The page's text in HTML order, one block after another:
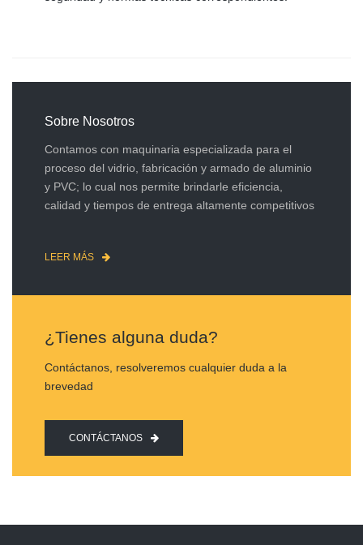
Sobre Nosotros
Contamos con maquinaria especializada para el
proceso del vidrio, fabricación y armado de aluminio
y PVC; lo cual nos permite brindarle eficiencia,
calidad y tiempos de entrega altamente competitivos
LEER MÁS
¿Tienes alguna duda?
Contáctanos, resolveremos cualquier duda a la
brevedad
CONTÁCTANOS